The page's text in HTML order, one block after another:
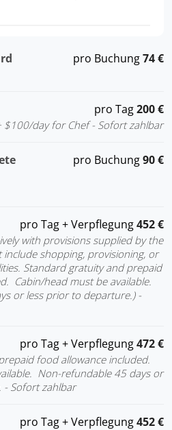
pro Buchung74 €
day for Chef - Sofort zahlbar
pro Tag200 €
pro Buchung90 €
with provisions supplied by the
include shopping, provisioning, or
Standard gratuity and prepaid
Cabin/head must be available.
or less prior to departure.) -
pro Tag + Verpflegung452 €
food allowance included.
Non-refundable 45 days or
Sofort zahlbar
pro Tag + Verpflegung472 €
pro Tag + Verpflegung452 €